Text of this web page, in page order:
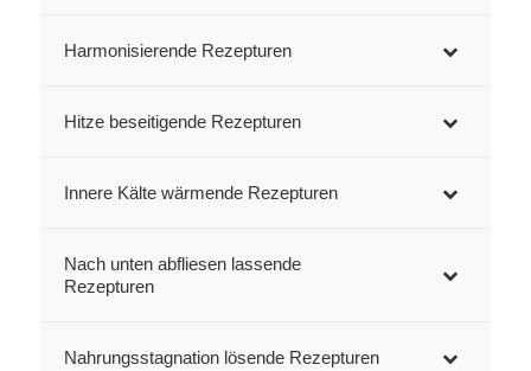
Harmonisierende Rezepturen
Hitze beseitigende Rezepturen
Innere Kälte wärmende Rezepturen
Nach unten abfliesen lassende
Rezepturen
Nahrungsstagnation lösende Rezepturen